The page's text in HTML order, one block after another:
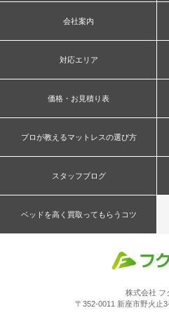
会社案内
対応エリア
価格・お見積り表
プロが教えるマットレスの選び方
スタッフブログ
ベッドを高く買取ってもらうコツ
株式会社 フ
〒352-0011 新座市野火止